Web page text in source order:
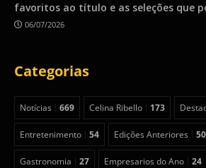
favoritos ao título e as seleções que
06/07/2026
Categorias
Notícias 669 Celina Ribello 173
Entretenimento 54 Edições Anteriores 50
Gastronomia 27 Empresarios do Ano 24